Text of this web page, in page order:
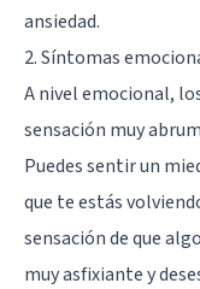
ansiedad.
2. Síntomas
A nivel emocional,
sensación muy
Puedes sentir un
que te estás
sensación de que
muy asfixiante y